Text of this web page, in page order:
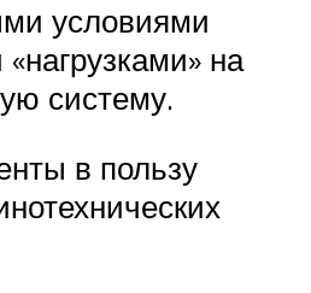
условиями
на
систему.
в пользу